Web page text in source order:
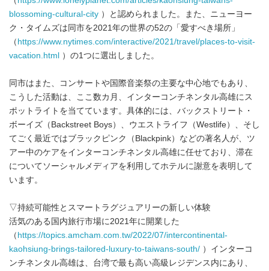
blossoming-cultural-city ）と認められました。また、ニューヨー
ク・タイムズは同市を2021年の世界の52の「愛すべき場所」
（ https://www.nytimes.com/interactive/2021/travel/places-to-visit-
vacation.html ）の1つに選出しました。
同市はまた、コンサートや国際音楽祭の主要な中心地でもあり、
こうした活動は、ここ数カ月、インターコンチネンタル高雄にス
ポットライトを当てています。具体的には、バックストリート・
ボーイズ（Backstreet Boys）、ウエストライフ（Westlife）、そし
てごく最近ではブラックピンク（Blackpink）などの著名人が、ツ
アー中のケアをインターコンチネンタル高雄に任せており、滞在
についてソーシャルメディアを利用してホテルに謝意を表明して
います。
▽持続可能性とスマートラグジュアリーの新しい体験
活気のある国内旅行市場に2021年に開業した
（ https://topics.amcham.com.tw/2022/07/intercontinental-
kaohsiung-brings-tailored-luxury-to-taiwans-south/ ）インターコ
ンチネンタル高雄は、台湾で最も高い高級レジデンス内にあり、